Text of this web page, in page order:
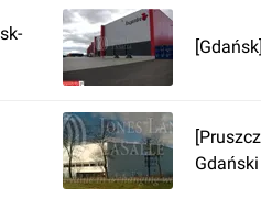
aby dodać komentarz
Panattoni Park Gdańsk West II
Gdański